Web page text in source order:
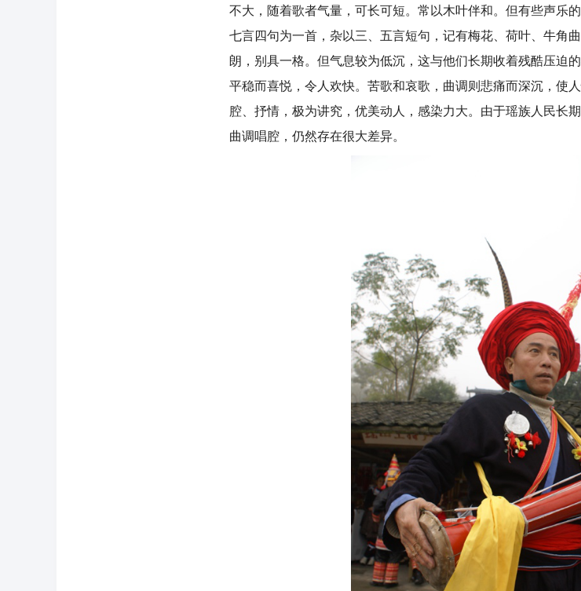
不大，随着歌者气量，可长可短。常以木叶伴和。但有些声乐
七言四句为一首，杂以三、五言短句，记有梅花、荷叶、牛角
朗，别具一格。但气息较为低沉，这与他们长期收着残酷压迫
平稳而喜悦，令人欢快。苦歌和哀歌，曲调则悲痛而深沉，使
腔、抒情，极为讲究，优美动人，感染力大。由于瑶族人民长
曲调唱腔，仍然存在很大差异。